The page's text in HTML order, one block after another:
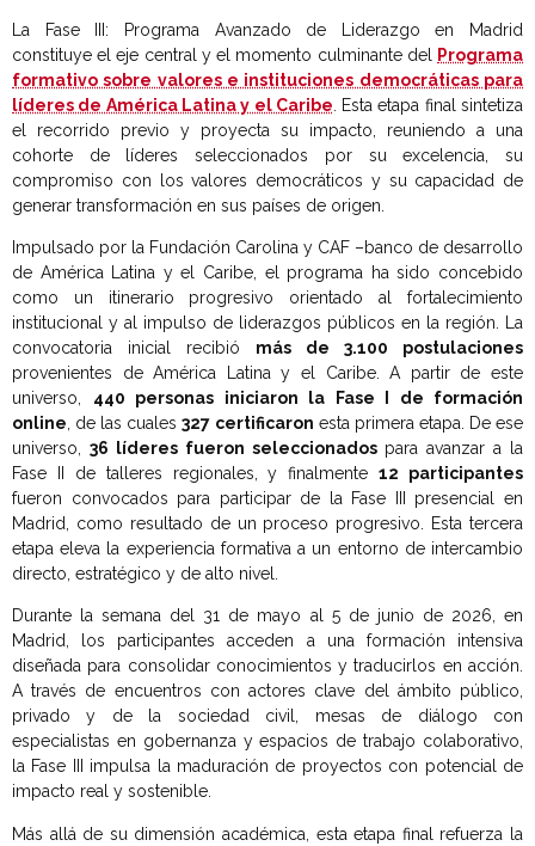
La Fase III: Programa Avanzado de Liderazgo en Madrid
constituye el eje central y el momento culminante del
Programa
formativo sobre valores e instituciones democráticas para
líderes de América Latina y el Caribe . Esta etapa final sintetiza
el recorrido previo y proyecta su impacto, reuniendo a una
cohorte de líderes seleccionados por su excelencia, su
compromiso con los valores democráticos y su capacidad de
generar transformación en sus países de origen.
Impulsado por la Fundación Carolina y CAF –banco de desarrollo
de América Latina y el Caribe, el programa ha sido concebido
como un itinerario progresivo orientado al fortalecimiento
institucional y al impulso de liderazgos públicos en la región. La
convocatoria inicial recibió más de 3.100 postulaciones
provenientes de América Latina y el Caribe. A partir de este
universo, 440 personas iniciaron la Fase I de formación
online , de las cuales327 certificaron esta primera etapa. De ese
universo, 36 líderes fueron seleccionadospara avanzar a la
Fase II de talleres regionales, y finalmente12 participantes
fueron convocados para participar de la Fase III presencial en
Madrid, como resultado de un proceso progresivo. Esta tercera
etapa eleva la experiencia formativa a un entorno de intercambio
directo, estratégico y de alto nivel.
Durante la semana del 31 de mayo al 5 de junio de 2026, en
Madrid, los participantes acceden a una formación intensiva
diseñada para consolidar conocimientos y traducirlos en acción.
A través de encuentros con actores clave del ámbito público,
privado y de la sociedad civil, mesas de diálogo con
especialistas en gobernanza y espacios de trabajo colaborativo,
la Fase III impulsa la maduración de proyectos con potencial de
impacto real y sostenible.
Más allá de su dimensión académica, esta etapa final refuerza la